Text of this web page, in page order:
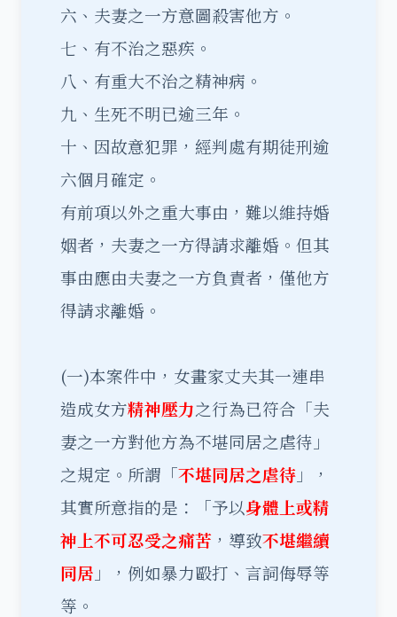
六、夫妻之一方意圖殺害他方。
七、有不治之惡疾。
八、有重大不治之精神病。
九、生死不明已逾三年。
十、因故意犯罪，經判處有期徒刑逾
六個月確定。
有前項以外之重大事由，難以維持婚
姻者，夫妻之一方得請求離婚。但其
事由應由夫妻之一方負責者，僅他方
得請求離婚。
(一)本案件中，女畫家丈夫其一連串
造成女方精神壓力之行為已符合「夫
妻之一方對他方為不堪同居之虐待」
之規定。所謂「不堪同居之虐待 」，
其實所意指的是：「予以身體上或精
神上不可忍受之痛苦 ，導致不堪繼續
同居 」，例如暴力毆打、言詞侮辱等
等。